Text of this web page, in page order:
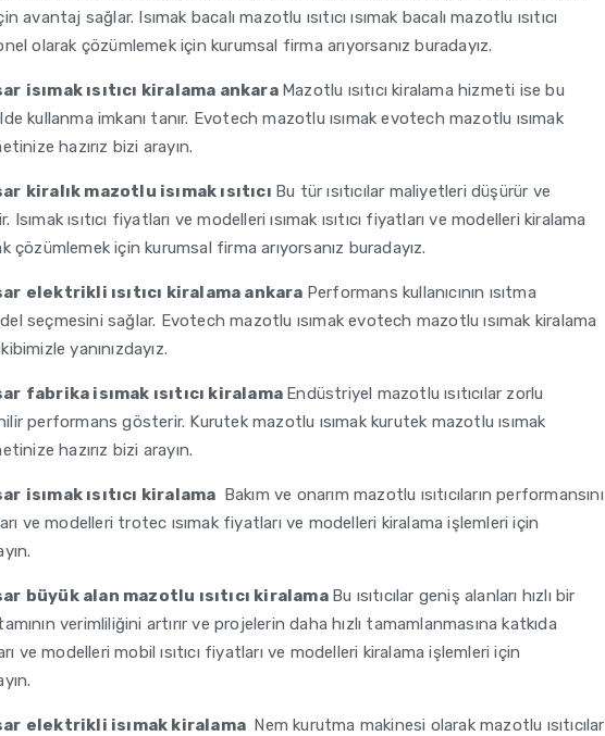
avantaj sağlar. Isımak bacalı mazotlu ısıtıcı ısımak bacalı mazotlu ısıtıcı
olarak çözümlemek için kurumsal firma arıyorsanız buradayız.
isımak ısıtıcı kiralama ankara Mazotlu ısıtıcı kiralama hizmeti ise bu
kullanma imkanı tanır. Evotech mazotlu ısımak evotech mazotlu ısımak
hazırız bizi arayın.
kiralık mazotlu isımak ısıtıcı Bu tür ısıtıcılar maliyetleri düşürür ve
ısıtıcı fiyatları ve modelleri ısımak ısıtıcı fiyatları ve modelleri kiralama
için kurumsal firma arıyorsanız buradayız.
elektrikli ısıtıcı kiralama ankara Performans kullanıcının ısıtma
seçmesini sağlar. Evotech mazotlu ısımak evotech mazotlu ısımak kiralama
yanınızdayız.
fabrika isımak ısıtıcı kiralama Endüstriyel mazotlu ısıtıcılar zorlu
performans gösterir. Kurutek mazotlu ısımak kurutek mazotlu ısımak
hazırız bizi arayın.
isımak ısıtıcı kiralama Bakım ve onarım mazotlu ısıtıcıların performansını
ve modelleri trotec ısımak fiyatları ve modelleri kiralama işlemleri için
büyük alan mazotlu ısıtıcı kiralama Bu ısıtıcılar geniş alanları hızlı bir
verimliliğini artırır ve projelerin daha hızlı tamamlanmasına katkıda
ve modelleri mobil ısıtıcı fiyatları ve modelleri kiralama işlemleri için
elektrikli isımak kiralama Nem kurutma makinesi olarak mazotlu ısıtıcılar